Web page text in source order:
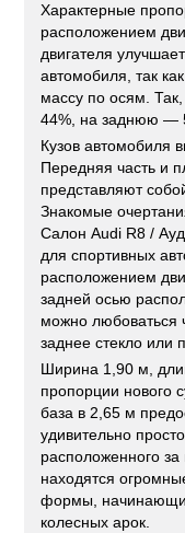
Характерные
расположением
двигателя
автомобиля, так
массу по осям.
44%, на заднюю —
Кузов автомобиля
Передняя часть и
представляют
Знакомые
Салон Audi R8 /
для спортивных
расположением
задней осью
можно любоваться
заднее стекло или
Ширина 1,90 м,
пропорции нового
база в 2,65 м
удивительно
расположенного
находятся
формы,
колесных арок.